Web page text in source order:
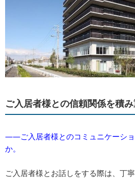
ご入居者様との信頼関係を積
――ご入居者様とのコミュニケーシ
か。
ご入居者様とお話しをする際は、丁